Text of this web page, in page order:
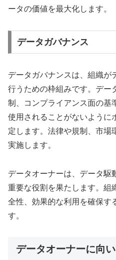
ータの価値を最大化します。
データガバナンス
データガバナンスは、組織が
行うための枠組みです。デー
制、コンプライアンス面の基
使用されることがないように
定します。法律や規制、市場
実施します。
データオーナーは、データ駆
重要な役割を果たします。組
全性、効果的な利用を確保す
す。
データオーナーに向